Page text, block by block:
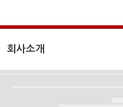
회사소개